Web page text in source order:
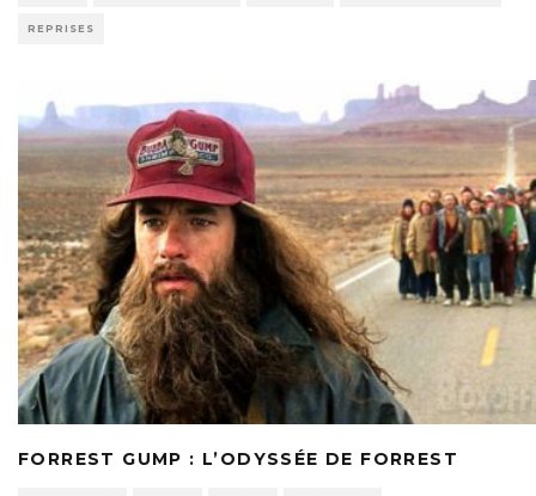
REPRISES
FORREST GUMP : L’ODYSSÉE DE FORREST